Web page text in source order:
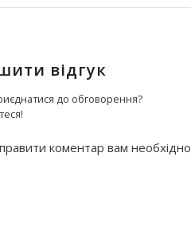
відгук
до обговорення?
коментар вам необхідно